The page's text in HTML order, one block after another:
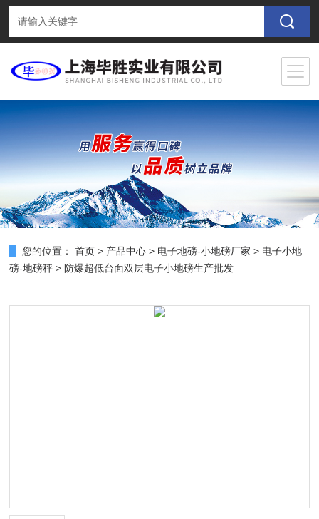
您的位置： 首页 > 产品中心 > 电子地磅-小地磅厂家 > 电子小地
磅-地磅秤 > 防爆超低台面双层电子小地磅生产批发